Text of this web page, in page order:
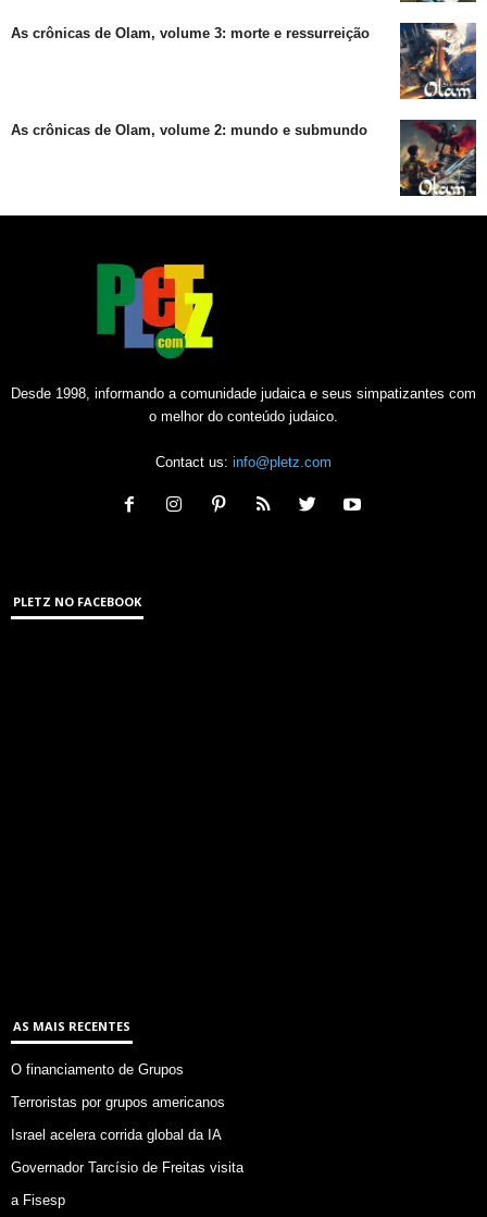
As crônicas de Olam, volume 3: morte e ressurreição
As crônicas de Olam, volume 2: mundo e submundo
Desde 1998, informando a comunidade judaica e seus simpatizantes com
o melhor do conteúdo judaico.
Contact us: info@pletz.com
PLETZ NO FACEBOOK
AS MAIS RECENTES
O financiamento de Grupos
Terroristas por grupos americanos
Israel acelera corrida global da IA
Governador Tarcísio de Freitas visita
a Fisesp